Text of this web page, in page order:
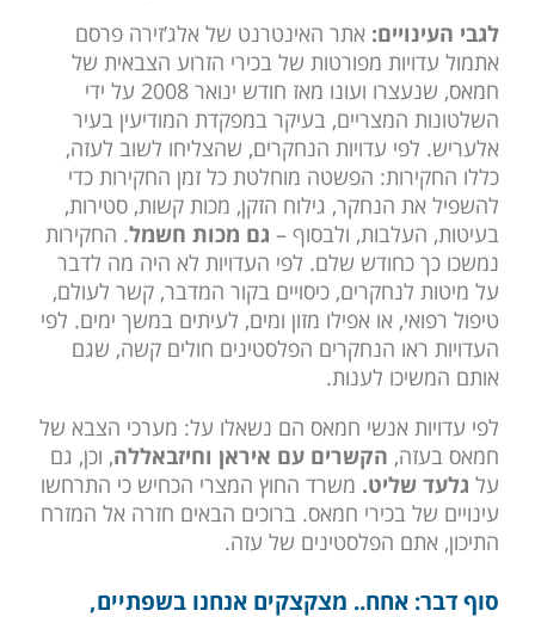
לגבי העינויים: אתר האינטרנט של אלג’זירה פרסם
אתמול עדויות מפורטות של בכירי הזרוע הצבאית של
חמאס, שנעצרו ועונו מאז חודש ינואר 2008 על ידי
השלטונות המצריים, בעיקר במפקדת המודיעין בעיר
אלעריש. לפי עדויות הנחקרים, שהצליחו לשוב לעזה,
כללו החקירות: הפשטה מוחלטת כל זמן החקירות כדי
להשפיל את הנחקר, גילוח הזקן, מכות קשות, סטירות,
בעיטות, העלבות, ולבסוף – גם מכות חשמל. החקירות
נמשכו כך כחודש שלם. לפי העדויות לא היה מה לדבר
על מיטות לנחקרים, כיסויים בקור המדבר, קשר לעולם,
טיפול רפואי, או אפילו מזון ומים, לעיתים במשך ימים. לפי
העדויות ראו הנחקרים הפלסטינים חולים קשה, שגם
אותם המשיכו לענות.
לפי עדויות אנשי חמאס הם נשאלו על: מערכי הצבא של
חמאס בעזה, הקשרים עם איראן וחיזבאללה, וכן, גם
על גלעד שליט. משרד החוץ המצרי הכחיש כי התרחשו
עינויים של בכירי חמאס. ברוכים הבאים חזרה אל המזרח
התיכון, אתם הפלסטינים של עזה.
סוף דבר: אחח.. מצקצקים אנחנו בשפתיים,